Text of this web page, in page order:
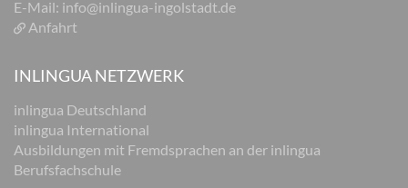
E-Mail: info@inlingua-ingolstadt.de
Anfahrt
INLINGUA NETZWERK
inlingua Deutschland
inlingua International
Ausbildungen mit Fremdsprachen an der inlingua
Berufsfachschule